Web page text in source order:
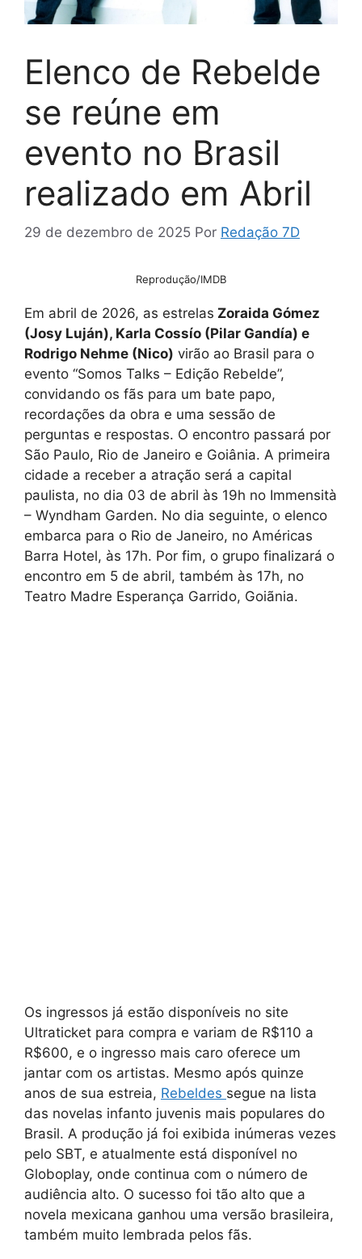
Elenco de Rebelde
se reúne em
evento no Brasil
realizado em Abril
29 de dezembro de 2025 Por Redação 7D
Reprodução/IMDB
Em abril de 2026, as estrelas Zoraida Gómez
(Josy Luján), Karla Cossío (Pilar Gandía) e
Rodrigo Nehme (Nico) virão ao Brasil para o
evento “Somos Talks – Edição Rebelde”,
convidando os fãs para um bate papo,
recordações da obra e uma sessão de
perguntas e respostas. O encontro passará por
São Paulo, Rio de Janeiro e Goiânia. A primeira
cidade a receber a atração será a capital
paulista, no dia 03 de abril às 19h no Immensità
– Wyndham Garden. No dia seguinte, o elenco
embarca para o Rio de Janeiro, no Américas
Barra Hotel, às 17h. Por fim, o grupo finalizará o
encontro em 5 de abril, também às 17h, no
Teatro Madre Esperança Garrido, Goiãnia.
Os ingressos já estão disponíveis no site
Ultraticket para compra e variam de R$110 a
R$600, e o ingresso mais caro oferece um
jantar com os artistas. Mesmo após quinze
anos de sua estreia, Rebeldes segue na lista
das novelas infanto juvenis mais populares do
Brasil. A produção já foi exibida inúmeras vezes
pelo SBT, e atualmente está disponível no
Globoplay, onde continua com o número de
audiência alto. O sucesso foi tão alto que a
novela mexicana ganhou uma versão brasileira,
também muito lembrada pelos fãs.